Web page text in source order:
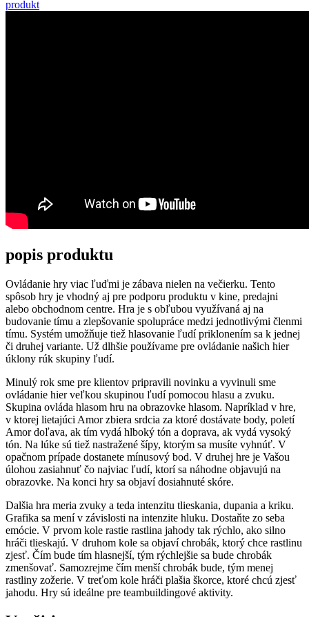
produkt
popis produktu
Ovládanie hry viac ľuďmi je zábava nielen na večierku. Tento
spôsob hry je vhodný aj pre podporu produktu v kine, predajni
alebo obchodnom centre. Hra je s obľubou využívaná aj na
budovanie tímu a zlepšovanie spolupráce medzi jednotlivými členmi
tímu. Systém umožňuje tiež hlasovanie ľudí priklonením sa k jednej
či druhej variante. Už dlhšie používame pre ovládanie našich hier
úklony rúk skupiny ľudí.
Minulý rok sme pre klientov pripravili novinku a vyvinuli sme
ovládanie hier veľkou skupinou ľudí pomocou hlasu a zvuku.
Skupina ovláda hlasom hru na obrazovke hlasom. Napríklad v hre,
v ktorej lietajúci Amor zbiera srdcia za ktoré dostávate body, poletí
Amor doľava, ak tím vydá hlboký tón a doprava, ak vydá vysoký
tón. Na lúke sú tiež nastražené šípy, ktorým sa musíte vyhnúť. V
opačnom prípade dostanete mínusový bod. V druhej hre je Vašou
úlohou zasiahnuť čo najviac ľudí, ktorí sa náhodne objavujú na
obrazovke. Na konci hry sa objaví dosiahnuté skóre.
Dalšia hra meria zvuky a teda intenzitu tlieskania, dupania a kriku.
Grafika sa mení v závislosti na intenzite hluku. Dostaňte zo seba
emócie. V prvom kole rastie rastlina jahody tak rýchlo, ako silno
hráči tlieskajú. V druhom kole sa objaví chrobák, ktorý chce rastlinu
zjesť. Čím bude tím hlasnejší, tým rýchlejšie sa bude chrobák
zmenšovať. Samozrejme čím menší chrobák bude, tým menej
rastliny zožerie. V treťom kole hráči plašia škorce, ktoré chcú zjesť
jahodu. Hry sú ideálne pre teambuildingové aktivity.